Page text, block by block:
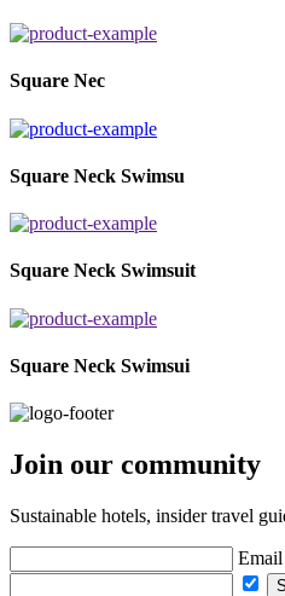
Square Nec
Square Neck Swimsu
Square Neck Swimsuit
Square Neck Swimsui
Join our community
Sustainable hotels, insider travel
Email